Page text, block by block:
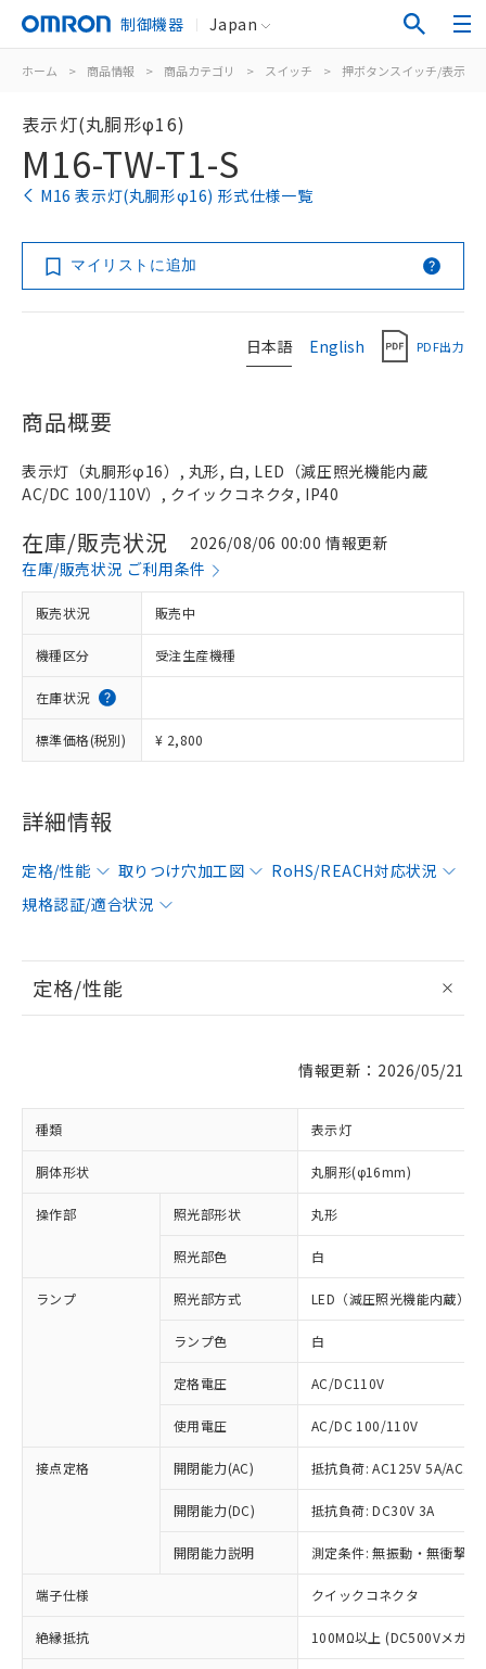
制御機器 Japan
ホーム > 商品情報 > 商品カテゴリ > スイッチ > 押ボタンスイッチ/表示灯
表示灯(丸胴形φ16)
M16-TW-T1-S
M16 表示灯(丸胴形φ16) 形式仕様一覧
マイリストに追加
日本語 English PDF出力
商品概要
表示灯（丸胴形φ16）, 丸形, 白, LED（減圧照光機能内蔵
AC/DC 100/110V）, クイックコネクタ, IP40
在庫/販売状況
2026/08/06 00:00 情報更新
在庫/販売状況 ご利用条件
販売状況 販売中
機種区分 受注生産機種
在庫状況
標準価格(税別) ¥ 2,800
詳細情報
定格/性能 取りつけ穴加工図
RoHS/REACH対応状況
規格認証/適合状況
定格/性能
情報更新：2026/05/21
種類 表示灯
胴体形状 丸胴形(φ16mm)
操作部 照光部形状 丸形
照光部色 白
ランプ 照光部方式 LED（減圧照光機能内蔵）
ランプ色 白
定格電圧 AC/DC110V
使用電圧 AC/DC 100/110V
接点定格 開閉能力(AC) 抵抗負荷: AC125V 5A/
開閉能力(DC) 抵抗負荷: DC30V 3A
開閉能力説明 測定条件: 無振動・無衝撃
端子仕様 クイックコネクタ
絶縁抵抗 100MΩ以上 (DC500Vメガ)
ご利用条件
※1 対応状況
対応済み：EU RoHS指令（10物質）の
非含有に対応した製品が提供可能な商品で
す。
対応予定：EU RoHS指令（10物質）の非含
有に対応した製品に切り替える予定のある